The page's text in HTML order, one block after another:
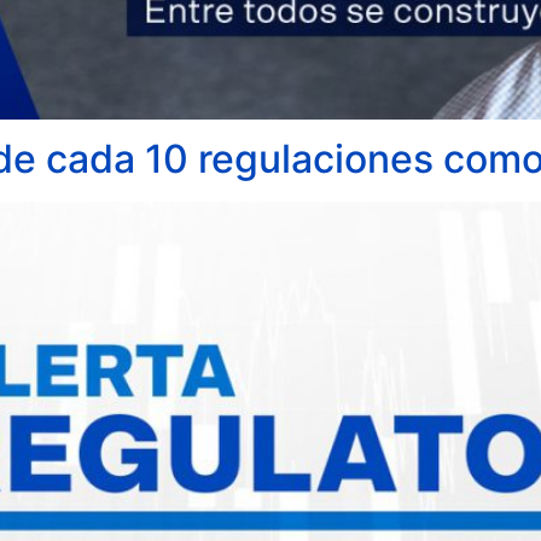
cada 10 regulaciones